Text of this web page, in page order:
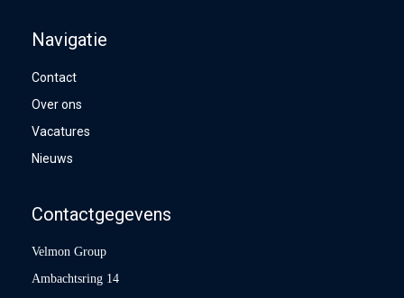
Navigatie
Contact
Over ons
Vacatures
Nieuws
Contactgegevens
Velmon Group
Ambachtsring 14